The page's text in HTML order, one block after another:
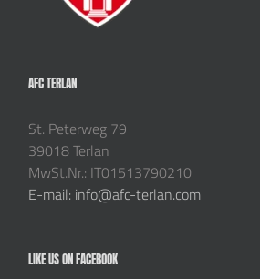
AFC TERLAN
St. Peterweg 79
39018 Terlan
MwSt.Nr.: IT01513790210
E-mail: info@afc-terlan.com
LIKE US ON FACEBOOK